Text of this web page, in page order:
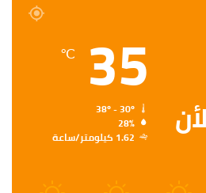
35
℃
28%
1.62 كيلومتر/ساعة